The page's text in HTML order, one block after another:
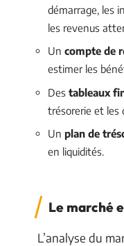
démarrage, les
les revenus
Un compte de
estimer les
Des tableaux
trésorerie et les
Un plan de
en liquidités.
Le marché
L’analyse du